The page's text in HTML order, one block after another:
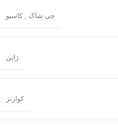
جی شاک , کاسیو
ژاپن
کوارتز